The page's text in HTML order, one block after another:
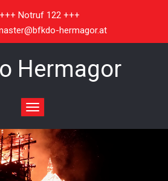
+++ Notruf 122 +++
hermagor.at
Hermagor
Toggle
navigation